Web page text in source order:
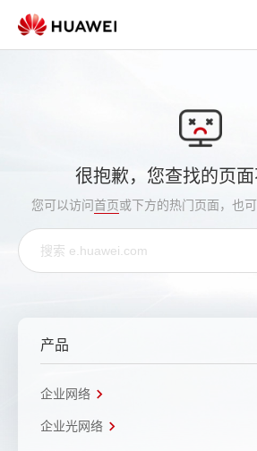
很抱歉，您查找的页
您可以访问首页或下方的热门页面，也
产品
企业网络
企业光网络